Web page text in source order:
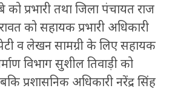
को प्रभारी तथा जिला पंचायत राज
को सहायक प्रभारी अधिकारी
व लेखन सामग्री के लिए सहायक
विभाग सुशील तिवाड़ी को
प्रशासनिक अधिकारी नरेंद्र सिंह